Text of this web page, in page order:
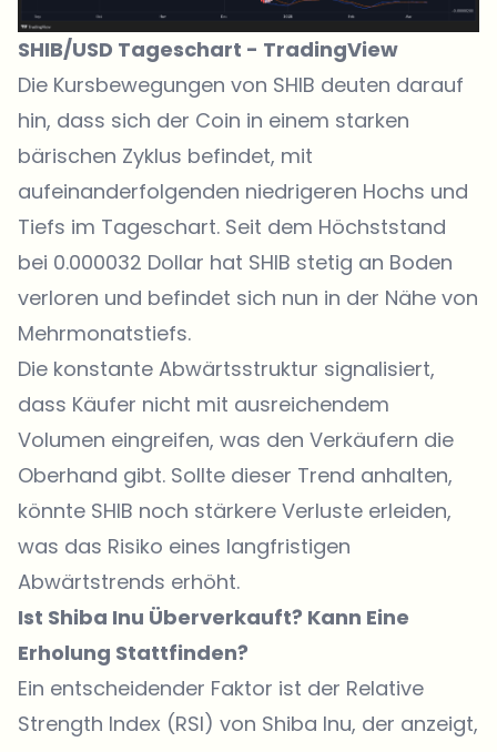
SHIB/USD Tageschart - TradingView
Die Kursbewegungen von SHIB deuten darauf
hin, dass sich der Coin in einem starken
bärischen Zyklus befindet, mit
aufeinanderfolgenden niedrigeren Hochs und
Tiefs im Tageschart. Seit dem Höchststand
bei 0.000032 Dollar hat SHIB stetig an Boden
verloren und befindet sich nun in der Nähe von
Mehrmonatstiefs.
Die konstante Abwärtsstruktur signalisiert,
dass Käufer nicht mit ausreichendem
Volumen eingreifen, was den Verkäufern die
Oberhand gibt. Sollte dieser Trend anhalten,
könnte SHIB noch stärkere Verluste erleiden,
was das Risiko eines langfristigen
Abwärtstrends erhöht.
Ist Shiba Inu Überverkauft? Kann Eine
Erholung Stattfinden?
Ein entscheidender Faktor ist der Relative
Strength Index (RSI) von Shiba Inu, der anzeigt,